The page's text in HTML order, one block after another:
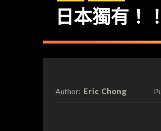
日本獨有！
Author: Eric Chong